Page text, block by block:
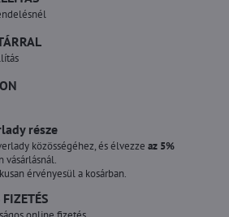
része
közösségéhez, és élvezze az 5%
vásárlásnál.
érvényesül a kosárban.